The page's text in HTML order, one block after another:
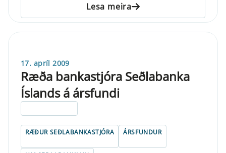
Lesa meira
17. apríl 2009
Ræða bankastjóra Seðlabanka
Íslands á ársfundi
RÆÐUR SEÐLABANKASTJÓRA ÁRSFUNDUR